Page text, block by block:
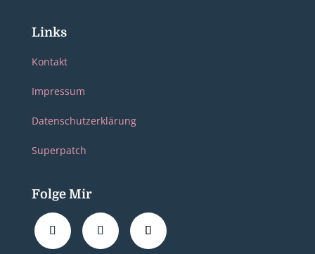
Links
Kontakt
Impressum
Datenschutzerklärung
Superpatch
Folge Mir